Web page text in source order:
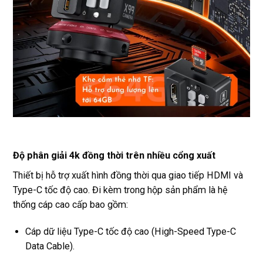
Độ phân giải 4k đồng thời trên nhiều cổng xuất
Thiết bị hỗ trợ xuất hình đồng thời qua giao tiếp HDMI và
Type-C tốc độ cao. Đi kèm trong hộp sản phẩm là hệ
thống cáp cao cấp bao gồm:
Cáp dữ liệu Type-C tốc độ cao (High-Speed Type-C
Data Cable).